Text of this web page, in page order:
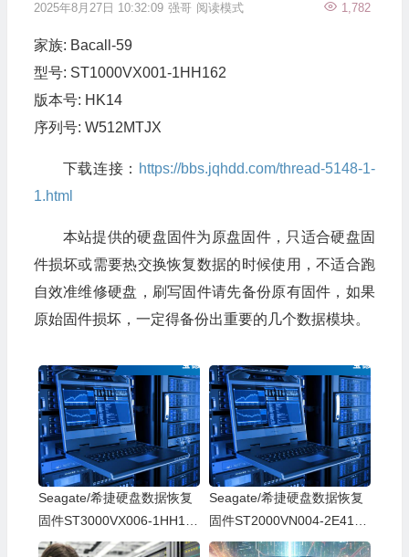
2025年8月27日 10:32:09 强哥 1,782
阅读模式
家族: Bacall-59
型号: ST1000VX001-1HH162
版本号: HK14
序列号: W512MTJX
下载连接： https://bbs.jqhdd.com/thread-5148-1-
1.html
本站提供的硬盘固件为原盘固件，只适合硬盘固
件损坏或需要热交换恢复数据的时候使用，不适合跑
自效准维修硬盘，刷写固件请先备份原有固件，如果
原始固件损坏，一定得备份出重要的几个数据模块。
Seagate/希捷硬盘数据恢复
固件ST3000VX006-1HH166
-CV11-W6A0WACC-PC300
Seagate/希捷硬盘数据恢复
固件ST2000VN004-2E4164
-SC60-Z526MPQZ-PC3000